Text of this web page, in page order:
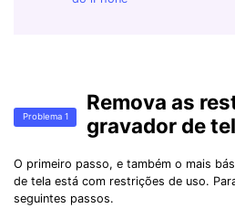
Problema 1
Remova as
gravador de
O primeiro passo, e também o mais
de tela está com restrições de uso.
seguintes passos.